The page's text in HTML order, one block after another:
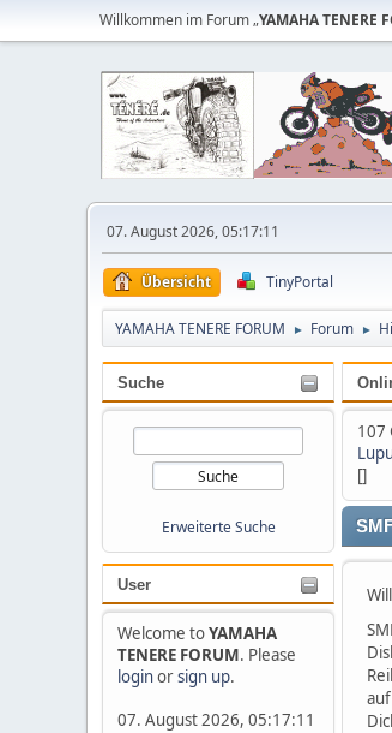
Willkommen im Forum „YAMAHA TENERE
07. August 2026, 05:17:11
Übersicht TinyPortal
YAMAHA TENERE FORUM ► Forum ►
Suche
Erweiterte Suche
User
Welcome toYAMAHA
TENERE FORUM. Please
loginorsign up.
07. August 2026, 05:17:11
107
[]